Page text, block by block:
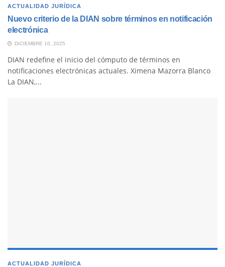
ACTUALIDAD JURÍDICA
Nuevo criterio de la DIAN sobre términos en notificación
electrónica
DICIEMBRE 10, 2025
DIAN redefine el inicio del cómputo de términos en
notificaciones electrónicas actuales. Ximena Mazorra Blanco
La DIAN,...
ACTUALIDAD JURÍDICA